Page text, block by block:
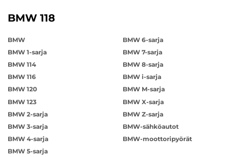
BMW 118
BMW
BMW 1-sarja
BMW 114
BMW 116
BMW 120
BMW 123
BMW 2-sarja
BMW 3-sarja
BMW 4-sarja
BMW 5-sarja
BMW 6-sarja
BMW 7-sarja
BMW 8-sarja
BMW i-sarja
BMW M-sarja
BMW X-sarja
BMW Z-sarja
BMW-sähköautot
BMW-moottoripyörät